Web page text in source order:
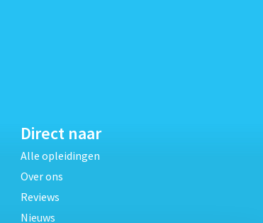
Direct naar
Alle opleidingen
Over ons
Reviews
Nieuws